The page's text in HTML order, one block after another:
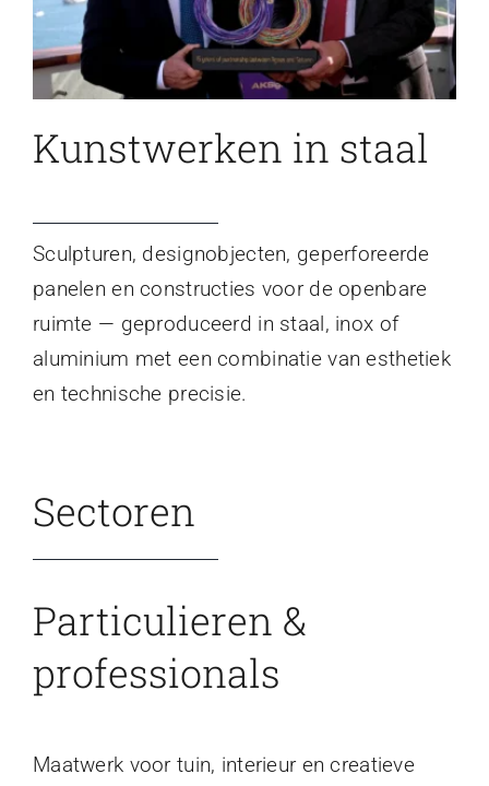
Kunstwerken in staal
Sculpturen, designobjecten, geperforeerde
panelen en constructies voor de openbare
ruimte — geproduceerd in staal, inox of
aluminium met een combinatie van esthetiek
en technische precisie.
Sectoren
Particulieren &
professionals
Maatwerk voor tuin, interieur en creatieve